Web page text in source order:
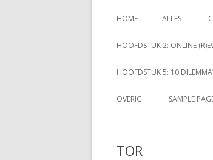
HOME ALLES
HOOFDSTUK 2: ONLINE
HOOFDSTUK 5: 10
OVERIG SAMPLE
TOR